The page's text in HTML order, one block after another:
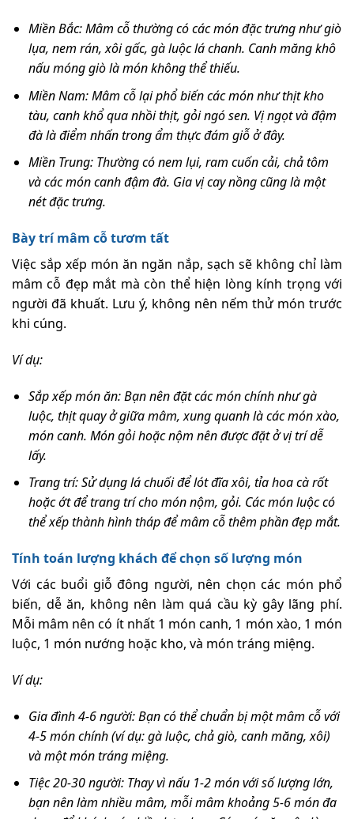
Miền Bắc: Mâm cỗ thường có các món đặc trưng như giò
lụa, nem rán, xôi gấc, gà luộc lá chanh. Canh măng khô
nấu móng giò là món không thể thiếu.
Miền Nam: Mâm cỗ lại phổ biến các món như thịt kho
tàu, canh khổ qua nhồi thịt, gỏi ngó sen. Vị ngọt và đậm
đà là điểm nhấn trong ẩm thực đám giỗ ở đây.
Miền Trung: Thường có nem lụi, ram cuốn cải, chả tôm
và các món canh đậm đà. Gia vị cay nồng cũng là một
nét đặc trưng.
Bày trí mâm cỗ tươm tất
Việc sắp xếp món ăn ngăn nắp, sạch sẽ không chỉ làm
mâm cỗ đẹp mắt mà còn thể hiện lòng kính trọng với
người đã khuất. Lưu ý, không nên nếm thử món trước
khi cúng.
Ví dụ:
Sắp xếp món ăn: Bạn nên đặt các món chính như gà
luộc, thịt quay ở giữa mâm, xung quanh là các món xào,
món canh. Món gỏi hoặc nộm nên được đặt ở vị trí dễ
lấy.
Trang trí: Sử dụng lá chuối để lót đĩa xôi, tỉa hoa cà rốt
hoặc ớt để trang trí cho món nộm, gỏi. Các món luộc có
thể xếp thành hình tháp để mâm cỗ thêm phần đẹp mắt.
Tính toán lượng khách để chọn số lượng món
Với các buổi giỗ đông người, nên chọn các món phổ
biến, dễ ăn, không nên làm quá cầu kỳ gây lãng phí.
Mỗi mâm nên có ít nhất 1 món canh, 1 món xào, 1 món
luộc, 1 món nướng hoặc kho, và món tráng miệng.
Ví dụ:
Gia đình 4-6 người: Bạn có thể chuẩn bị một mâm cỗ với
4-5 món chính (ví dụ: gà luộc, chả giò, canh măng, xôi)
và một món tráng miệng.
Tiệc 20-30 người: Thay vì nấu 1-2 món với số lượng lớn,
bạn nên làm nhiều mâm, mỗi mâm khoảng 5-6 món đa